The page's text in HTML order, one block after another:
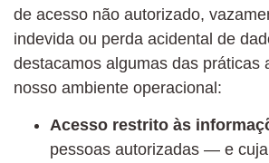
de acesso não autorizado,
indevida ou perda acidental de
destacamos algumas das práticas
nosso ambiente operacional:
Acesso restrito às
pessoas autorizadas — e